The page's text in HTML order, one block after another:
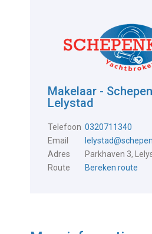
Makelaar -
Lelystad
Telefoon 0320711340
Email
Adres
Parkhaven 3,
Route
Bereken route